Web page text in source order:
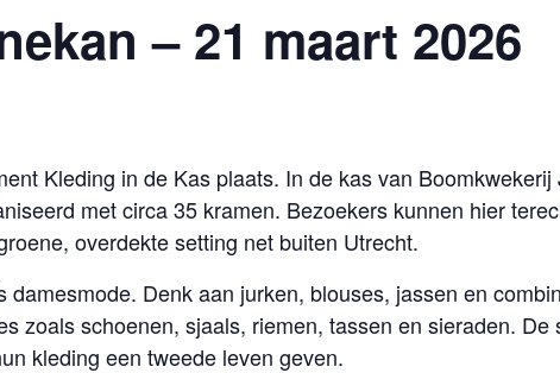
– 21 maart 2026
Kleding in de Kas plaats. In de kas van Boomkwekerij
met circa 35 kramen. Bezoekers kunnen hier
overdekte setting net buiten Utrecht.
Denk aan jurken, blouses, jassen en
zoals schoenen, sjaals, riemen, tassen en sieraden. De
kleding een tweede leven geven.